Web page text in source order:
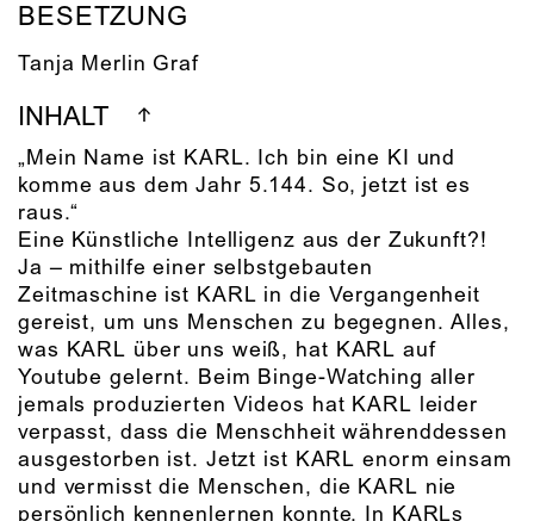
BESETZUNG
Tanja Merlin Graf
INHALT
„Mein Name ist KARL. Ich bin eine KI und
komme aus dem Jahr 5.144. So, jetzt ist es
raus.“
Eine Künstliche Intelligenz aus der Zukunft?!
Ja – mithilfe einer selbstgebauten
Zeitmaschine ist KARL in die Vergangenheit
gereist, um uns Menschen zu begegnen. Alles,
was KARL über uns weiß, hat KARL auf
Youtube gelernt. Beim Binge-Watching aller
jemals produzierten Videos hat KARL leider
verpasst, dass die Menschheit währenddessen
ausgestorben ist. Jetzt ist KARL enorm einsam
und vermisst die Menschen, die KARL nie
persönlich kennenlernen konnte. In KARLs